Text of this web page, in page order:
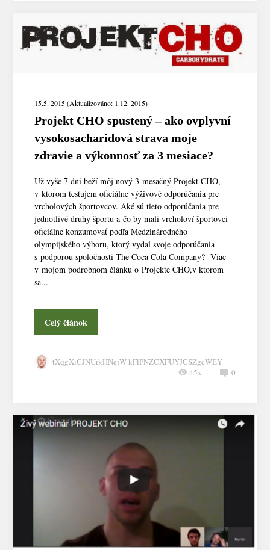
15.5. 2015 (Aktualizováno: 1.12. 2015)
Projekt CHO spustený – ako ovplyvní
vysokosacharidová strava moje
zdravie a výkonnosť za 3 mesiace?
Už vyše 7 dní beží môj nový 3-mesačný Projekt CHO,
v ktorom testujem oficiálne výživové odporúčania pre
vrcholových športovcov. Aké sú tieto odporúčania pre
jednotlivé druhy športu a čo by mali vrcholoví športovci
oficiálne konzumovať podľa Medzinárodného
olympijského výboru, ktorý vydal svoje odporúčania
s podporou spoločnosti The Coca Cola Company? Viac
v mojom podrobnom článku o Projekte CHO,v ktorom
sa...
Celý článok
tXqgXiCJNUrkHNejW kFlPNZCXFUYJCSZgcWEY
0
45x